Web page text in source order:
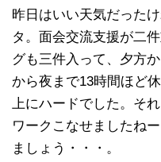
昨日はいい天気だった
タ。面会交流支援が二
グも三件入って、夕方
から夜まで13時間ほど
上にハードでした。そ
ワークこなせましたね
ましょう・・・。